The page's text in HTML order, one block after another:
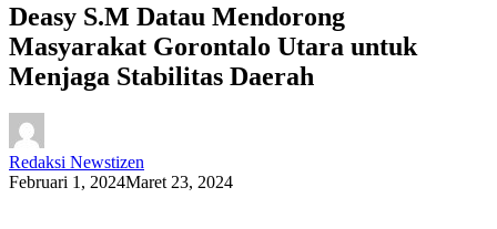
Deasy S.M Datau Mendorong
Masyarakat Gorontalo Utara untuk
Menjaga Stabilitas Daerah
Redaksi Newstizen
Februari 1, 2024Maret 23, 2024